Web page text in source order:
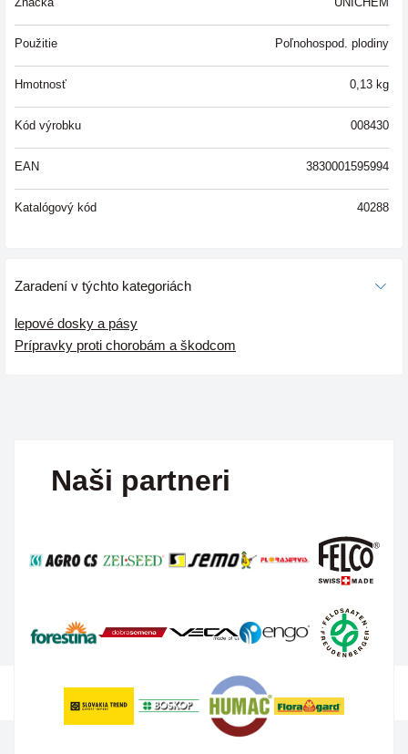
Použitie Poľnohospod. plodiny
Hmotnosť 0,13 kg
Kód výrobku 008430
EAN 3830001595994
Katalógový kód 40288
Zaradení v týchto kategoriách
lepové dosky a pásy
Prípravky proti chorobám a škodcom
Naši partneri